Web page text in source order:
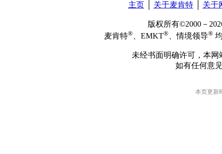
主页│ 关于麦肯特│ 关于
版权所有©2000－
麦肯特® 、EMKT® 、情境领导®
未经书面明确许可，本
如有任何意
本页更新